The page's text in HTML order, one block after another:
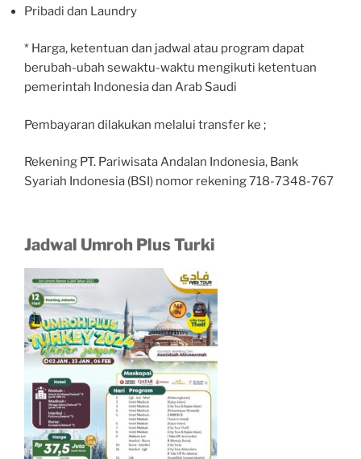
Pribadi dan Laundry
* Harga, ketentuan dan jadwal atau program dapat
berubah-ubah sewaktu-waktu mengikuti ketentuan
pemerintah Indonesia dan Arab Saudi
Pembayaran dilakukan melalui transfer ke ;
Rekening PT. Pariwisata Andalan Indonesia, Bank
Syariah Indonesia (BSI) nomor rekening 718-7348-767
Jadwal Umroh Plus Turki